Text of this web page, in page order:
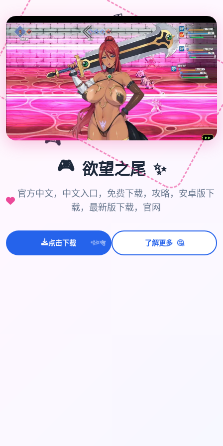
🎮
🎮 欲望之尾 ✨
官方中文，中文入口，免费下载，攻略，安卓版下
载，最新版下载，官网
点击下载 ✨
⭐💫 了解更多 🤔
🎊
🎁